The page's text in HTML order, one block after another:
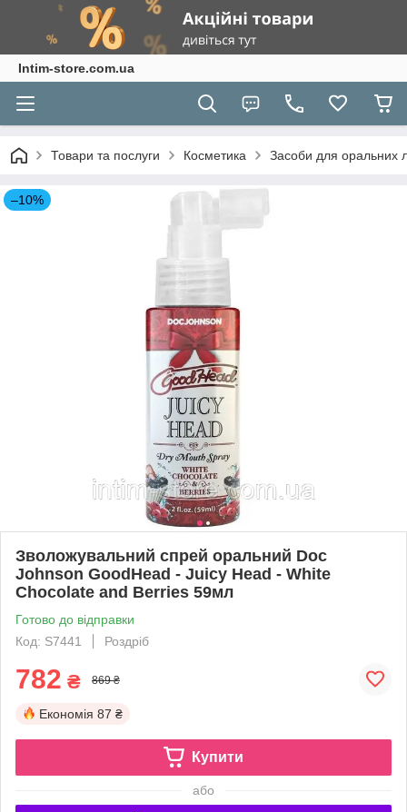
Intim-store.com.ua
Товари та послуги Косметика Засоби для оральних
–10%
Зволожувальний спрей оральний Doc
Johnson GoodHead - Juicy Head - White
Chocolate and Berries 59мл
Готово до відправки
Код: S7441
Роздріб
782 ₴ 869 ₴
Економія 87 ₴
Купити
або